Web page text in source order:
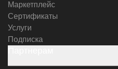
Маркетплейс
Сертификаты
Услуги
Подписка